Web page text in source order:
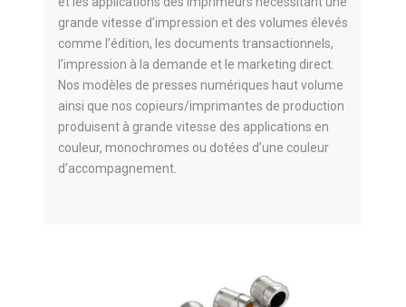
grande vitesse d’impression et des volumes élevés
comme l’édition, les documents transactionnels,
l’impression à la demande et le marketing direct.
Nos modèles de presses numériques haut volume
ainsi que nos copieurs/imprimantes de production
produisent à grande vitesse des applications en
couleur, monochromes ou dotées d’une couleur
d’accompagnement.